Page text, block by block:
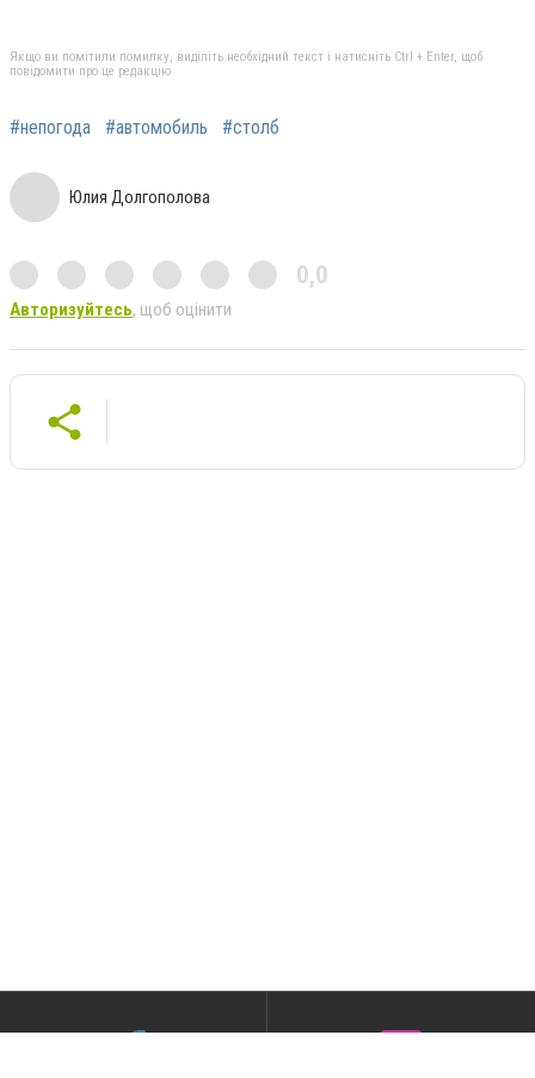
Якщо ви помітили помилку, виділіть необхідний текст і натисніть Ctrl + Enter, щоб
повідомити про це редакцію
#непогода #автомобиль #столб
Юлия Долгополова
0,0
Авторизуйтесь, щоб оцінити